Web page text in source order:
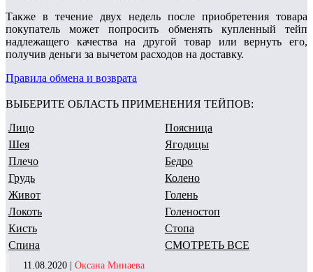
Также в течение двух недель после приобретения товара
покупатель может попросить обменять купленный тейп
надлежащего качества на другой товар или вернуть его,
получив деньги за вычетом расходов на доставку.
Правила обмена и возврата
ВЫБЕРИТЕ ОБЛАСТЬ ПРИМЕНЕНИЯ ТЕЙПОВ:
Лицо
Шея
Плечо
Грудь
Живот
Локоть
Кисть
Спина
Поясница
Ягодицы
Бедро
Колено
Голень
Голеностоп
Стопа
СМОТРЕТЬ ВСЕ
11.08.2020 | Оксана Минаева